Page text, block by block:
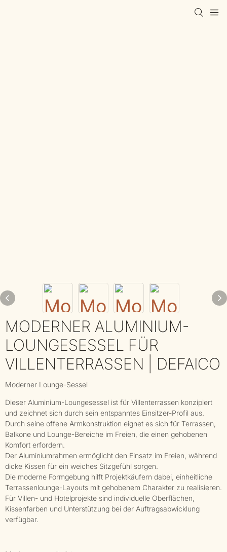
MODERNER ALUMINIUM-
LOUNGESESSEL FÜR
VILLENTERRASSEN | DEFAICO
Moderner Lounge-Sessel
Dieser Aluminium-Loungesessel ist für Villenterrassen konzipiert
und zeichnet sich durch sein entspanntes Einsitzer-Profil aus.
Durch seine offene Armkonstruktion eignet es sich für Terrassen,
Balkone und Lounge-Bereiche im Freien, die einen gehobenen
Komfort erfordern.
Der Aluminiumrahmen ermöglicht den Einsatz im Freien, während
dicke Kissen für ein weiches Sitzgefühl sorgen.
Die moderne Formgebung hilft Projektkäufern dabei, einheitliche
Terrassenlounge-Layouts mit gehobenem Charakter zu realisieren.
Für Villen- und Hotelprojekte sind individuelle Oberflächen,
Kissenfarben und Unterstützung bei der Auftragsabwicklung
verfügbar.